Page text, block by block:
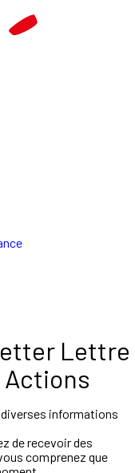
Lettre
Actions
informations
de recevoir des
comprenez que